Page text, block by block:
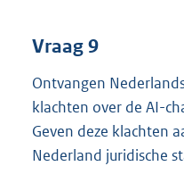
Vraag 9
Ontvangen
klachten over de AI-
Geven deze klachten
Nederland juridische